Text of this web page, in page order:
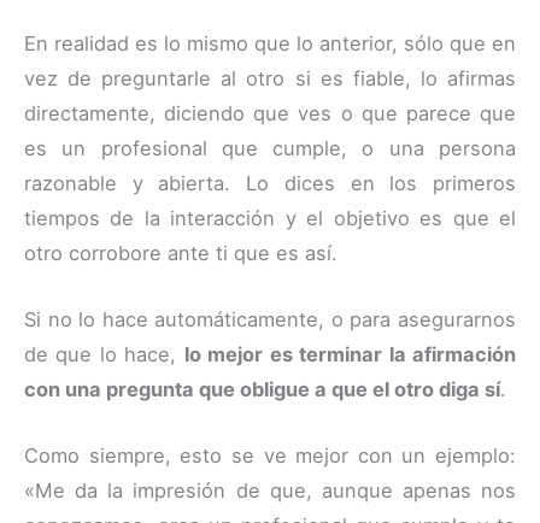
En realidad es lo mismo que lo anterior, sólo que en
vez de preguntarle al otro si es fiable, lo afirmas
directamente, diciendo que ves o que parece que
es un profesional que cumple, o una persona
razonable y abierta. Lo dices en los primeros
tiempos de la interacción y el objetivo es que el
otro corrobore ante ti que es así.
Si no lo hace automáticamente, o para asegurarnos
de que lo hace, lo mejor es terminar la afirmación
con una pregunta que obligue a que el otro diga sí.
Como siempre, esto se ve mejor con un ejemplo:
«Me da la impresión de que, aunque apenas nos